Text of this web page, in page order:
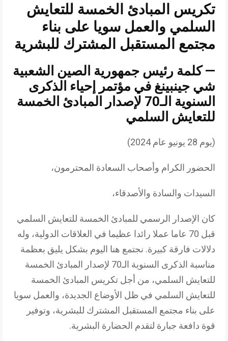
تكريس المبادئ الخمسة للتعايش
السلمي والعمل سويا على بناء
مجتمع المستقبل المشترك للبشرية
— كلمة رئيس جمهورية الصين الشعبية
شي جينبينغ في مؤتمر إحياء الذكرى
السنوية الـ70 لإصدار المبادئ الخمسة
للتعايش السلمي
(يوم 28 يونيو عام 2024)
الحضور الكرام وأصحاب السعادة المحترمون،
السيدات والسادة والأصدقاء،
كان الإصدار الرسمي للمبادئ الخمسة للتعايش السلمي
قبل 70 عاما عملا رائدا عظيما في العلاقات الدولية، وله
دلالات فارقة كبيرة. نجتمع هنا اليوم بشكل يليق بعظمة
مناسبة الذكرى السنوية الـ70 لإصدار المبادئ الخمسة
للتعايش السلمي، من أجل تكريس المبادئ الخمسة
للتعايش السلمي في ظل الأوضاع الجديدة، والعمل سويا
على بناء مجتمع المستقبل المشترك للبشرية، وتوفير
قوة دافعة جبارة لتقدم الحضارة البشرية.